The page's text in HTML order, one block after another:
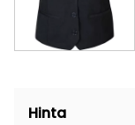
Hinta